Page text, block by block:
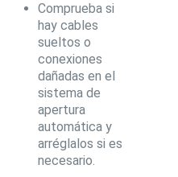
Comprueba si
hay cables
sueltos o
conexiones
dañadas en el
sistema de
apertura
automática y
arréglalos si es
necesario.